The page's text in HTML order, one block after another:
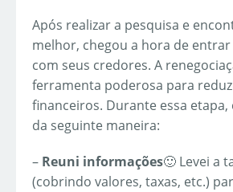
Após realizar a pesquisa e
melhor, chegou a hora de
com seus credores. A
ferramenta poderosa para
financeiros. Durante essa
da seguinte maneira:
– Reuni informações🙂 Levei a
(cobrindo valores, taxas, etc.)